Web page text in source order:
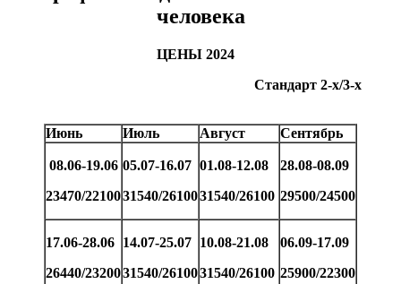
человека
ЦЕНЫ 2024
Стандарт 2-х/3-х
Июнь Июль Август Сентябрь
08.06-19.06
23470/22100
05.07-16.07
31540/26100
01.08-12.08
31540/26100
28.08-08.09
29500/24500
17.06-28.06
26440/23200
14.07-25.07
31540/26100
10.08-21.08
31540/26100
06.09-17.09
25900/22300